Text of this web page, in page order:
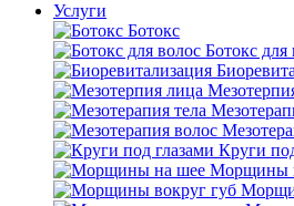
Услуги
Ботокс
Ботокс для
Круги
Морщины